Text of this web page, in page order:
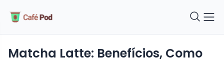
Matcha Latte: Benefícios, Como